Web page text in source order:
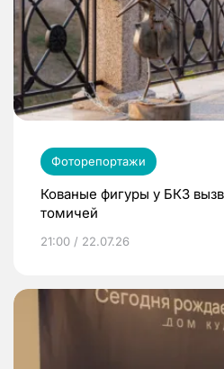
Фоторепортажи
Кованые фигуры у БКЗ
томичей
21:00 / 22.07.26